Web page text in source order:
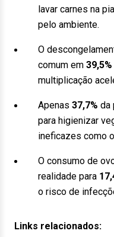
lavar carnes na
pelo ambiente.
O
comum em 39,5%
multiplicação
Apenas 37,7% da
para higienizar
ineficazes como
O consumo de
realidade para
o risco de
Links relacionados: